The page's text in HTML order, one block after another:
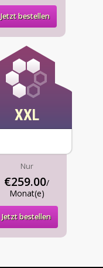
Jetzt bestellen
XXL
Nur
€259.00/
Monat(e)
Jetzt bestellen